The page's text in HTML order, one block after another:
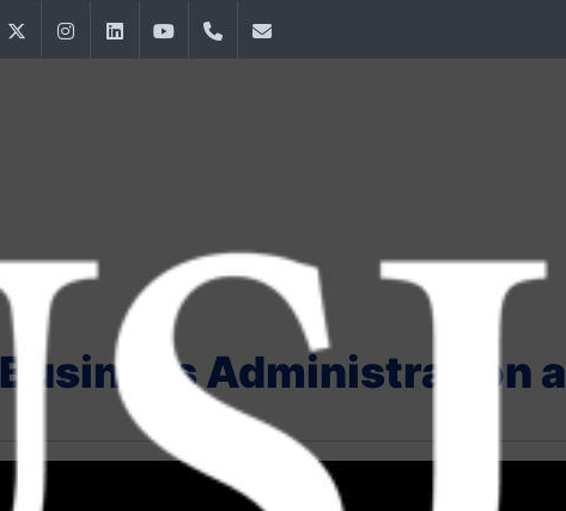
FacebookTwitter InstagramLinkedInYouTube+9611421000
Business Administration